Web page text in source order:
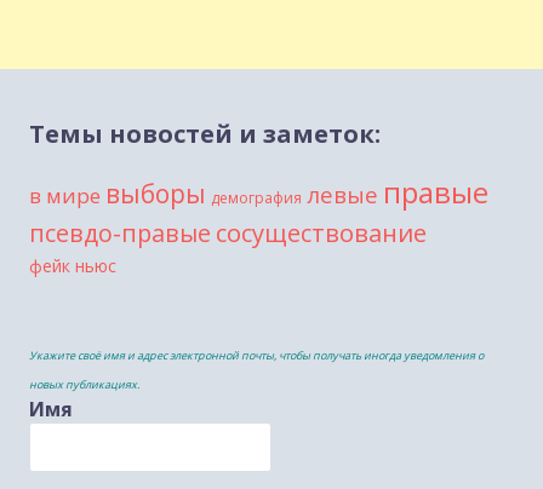
Темы новостей и заметок:
в мире выборы демография левые правые
псевдо-правые сосуществование
фейк ньюс
Укажите своё имя и адрес электронной почты, чтобы получать иногда уведомления о
новых публикациях.
Имя